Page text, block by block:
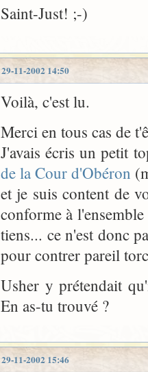
Saint-Just! ;-)
29-11-2002 14:50
Voilà, c'est lu.
Merci en tous cas de
J'avais écris un petit
de la Cour d'Obéron
et je suis content de
conforme à
tiens... ce n'est donc
pour contrer pareil
Usher y prétendait
En as-tu trouvé ?
29-11-2002 15:46